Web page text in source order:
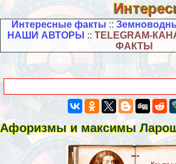
Интересные факты ::
НАШИ АВТОРЫ ::TELEGRAM-
ФАКТЫ
Афоризмы и максимы